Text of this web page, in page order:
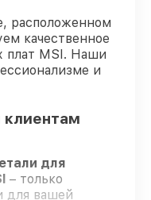
расположенном
качественное
плат MSI. Наши
и
клиентам
для
– только
для вашей